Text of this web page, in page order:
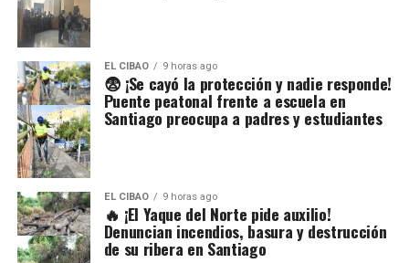
EL CIBAO 9 horas ago
😨 ¡Se cayó la protección y nadie responde!
Puente peatonal frente a escuela en
Santiago preocupa a padres y estudiantes
EL CIBAO 9 horas ago
🔥 ¡El Yaque del Norte pide auxilio!
Denuncian incendios, basura y destrucción
de su ribera en Santiago